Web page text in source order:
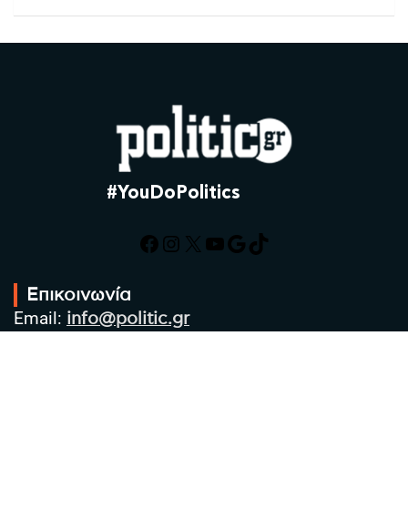
#YouDoPolitics
Facebook
Instagram
X YouTube
Google
TikTok
Επικοινωνία
Email: info@politic.gr